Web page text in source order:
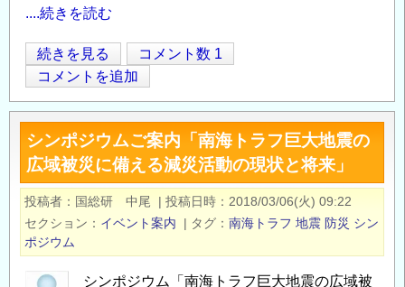
想
の
見
直
し
と
防
災・
減
災」
の
ご
....続きを読む
第
19
回
ジ
オ
テ
ク
講
演
会
＜
続きを見る
コメント数 1
コメントを追加
シンポジウムご案内「南海トラフ巨大地震の
広域被災に備える減災活動の現状と将来」
投稿者 国総研 中尾 | 投稿日時
2018/03/06(火) 09:22
セクション
イベント案内 | タグ 南海トラフ 地震 防災 シン
ポジウム
シンポジウム「南海トラフ巨大地震の広域被